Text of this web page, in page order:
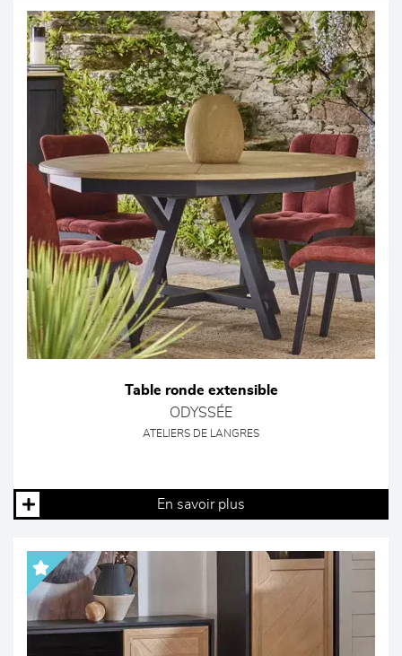
Table ronde extensible
ODYSSÉE
ATELIERS DE LANGRES
En savoir plus